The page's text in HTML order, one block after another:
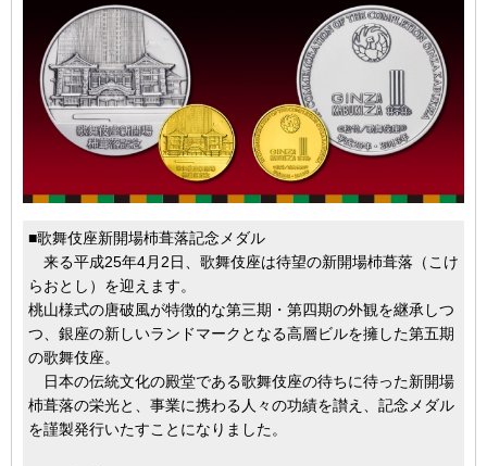
■歌舞伎座新開場杮葺落記念メダル
来る平成25年4月2日、歌舞伎座は待望の新開場杮葺落（こけ
らおとし）を迎えます。
桃山様式の唐破風が特徴的な第三期・第四期の外観を継承しつ
つ、銀座の新しいランドマークとなる高層ビルを擁した第五期
の歌舞伎座。
日本の伝統文化の殿堂である歌舞伎座の待ちに待った新開場
杮葺落の栄光と、事業に携わる人々の功績を讃え、記念メダル
を謹製発行いたすことになりました。